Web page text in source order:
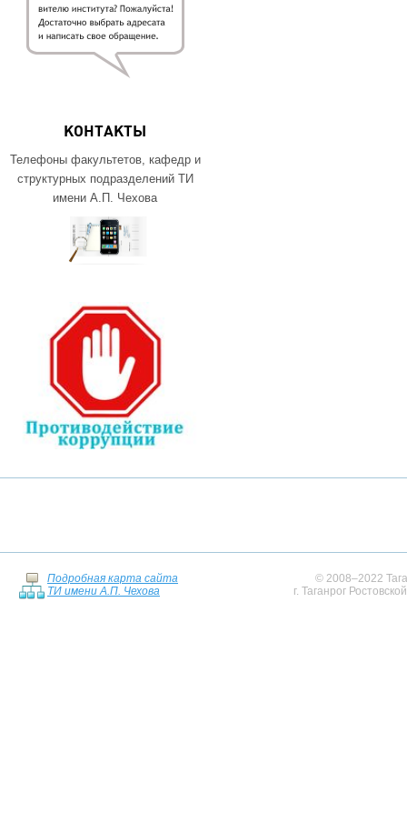
КОНТАКТЫ
Телефоны факультетов, кафедр и
структурных подразделений ТИ
имени А.П. Чехова
Подробная карта сайта
ТИ имени А.П. Чехова
© 2008–2022
г. Таганрог